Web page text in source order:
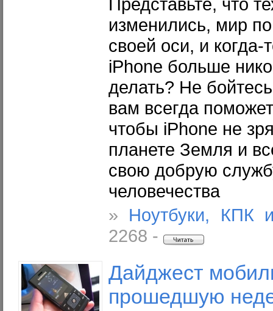
изменились, мир
своей оси, и
iPhone больше
делать? Не
вам всегда
чтобы iPhone не
планете Земля и
свою добрую
человечества
» Ноутбуки, КПК
2268 -
Дайджест
прошедшую